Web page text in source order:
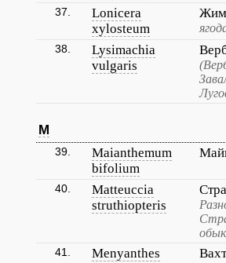
37.
Lonicera
xylosteum
38.
Lysimachia
vulgaris
M
39.
Maianthemum
bifolium
40.
Matteuccia
struthiopteris
41.
Menyanthes